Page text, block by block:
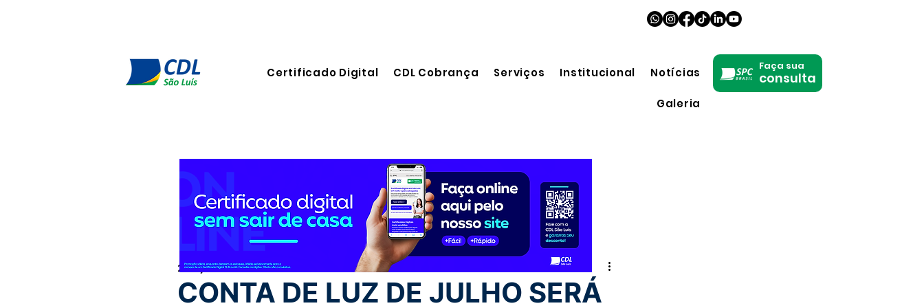
Certificado Digital CDL Cobrança Serviços Institucional Notícias
Galeria
Faça sua
consulta
CONTA DE LUZ DE JULHO SERÁ
2 de jul. de 2024 1 min de leitura